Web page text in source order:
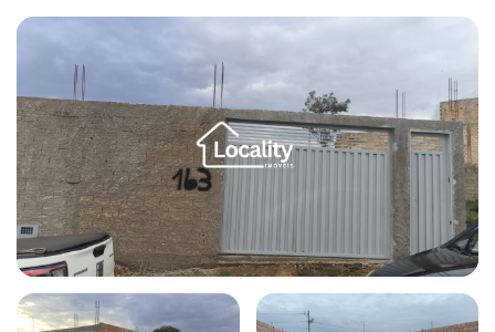
Todas as fotos